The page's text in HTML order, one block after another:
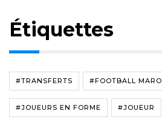
Étiquettes
#TRANSFERTS #FOOTBALL
#JOUEURS EN FORME #JOUEUR